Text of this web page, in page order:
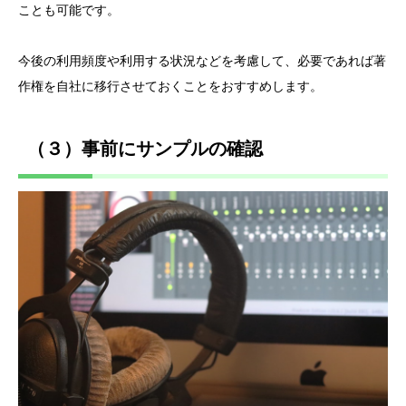
ことも可能です。
今後の利用頻度や利用する状況などを考慮して、必要であれば著
作権を自社に移行させておくことをおすすめします。
（３）事前にサンプルの確認